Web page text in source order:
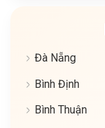
Đà Nẵng
Bình Định
Bình Thuận